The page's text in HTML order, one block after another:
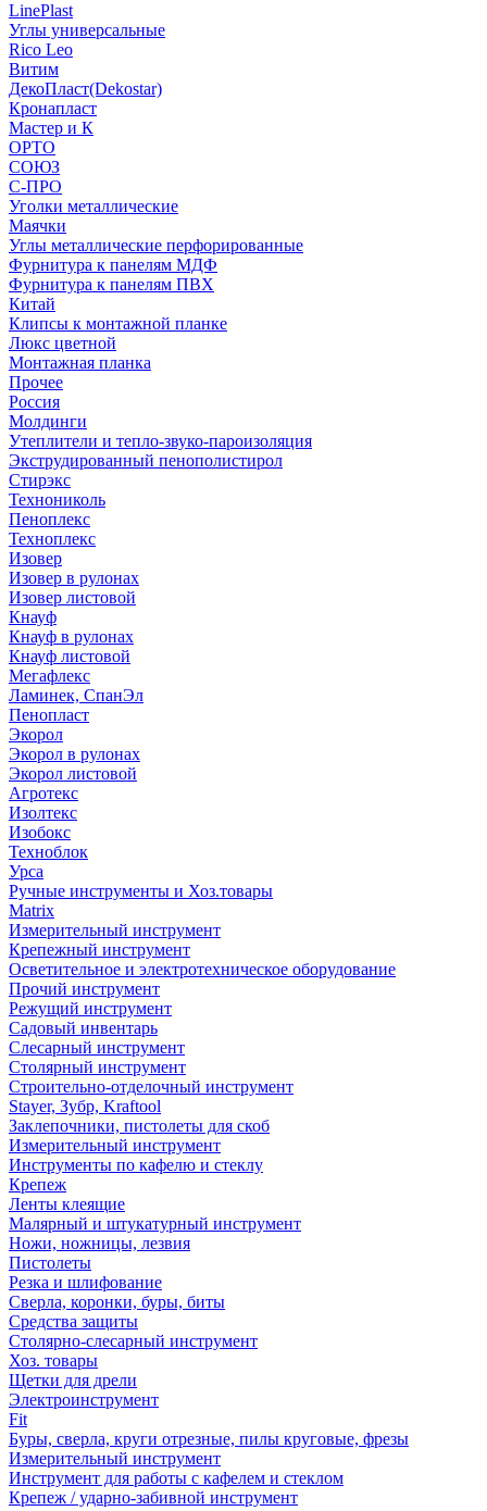
LinePlast
Углы универсальные
Rico Leo
Витим
ДекоПласт(Dekostar)
Кронапласт
Мастер и К
ОРТО
СОЮЗ
С-ПРО
Уголки металлические
Маячки
Углы металлические перфорированные
Фурнитура к панелям МДФ
Фурнитура к панелям ПВХ
Китай
Клипсы к монтажной планке
Люкс цветной
Монтажная планка
Прочее
Россия
Молдинги
Утеплители и тепло-звуко-пароизоляция
Экструдированный пенополистирол
Стирэкс
Технониколь
Пеноплекс
Техноплекс
Изовер
Изовер в рулонах
Изовер листовой
Кнауф
Кнауф в рулонах
Кнауф листовой
Мегафлекс
Ламинек, СпанЭл
Пенопласт
Экорол
Экорол в рулонах
Экорол листовой
Агротекс
Изолтекс
Изобокс
Техноблок
Урса
Ручные инструменты и Хоз.товары
Matrix
Измерительный инструмент
Крепежный инструмент
Осветительное и электротехническое оборудование
Прочий инструмент
Режущий инструмент
Садовый инвентарь
Слесарный инструмент
Столярный инструмент
Строительно-отделочный инструмент
Stayer, Зубр, Kraftool
Заклепочники, пистолеты для скоб
Измерительный инструмент
Инструменты по кафелю и стеклу
Крепеж
Ленты клеящие
Малярный и штукатурный инструмент
Ножи, ножницы, лезвия
Пистолеты
Резка и шлифование
Сверла, коронки, буры, биты
Средства защиты
Столярно-слесарный инструмент
Хоз. товары
Щетки для дрели
Электроинструмент
Fit
Буры, сверла, круги отрезные, пилы круговые, фрезы
Измерительный инструмент
Инструмент для работы с кафелем и стеклом
Крепеж / ударно-забивной инструмент